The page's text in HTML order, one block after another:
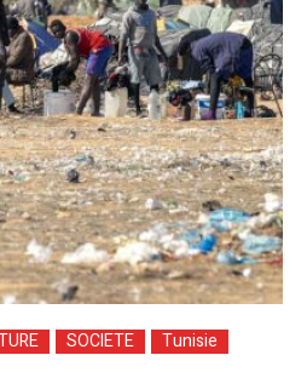
SOCIETE Tunisie